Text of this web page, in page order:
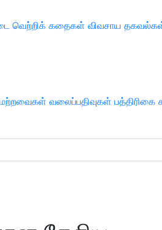
வெற்றிக் கதைகள் விவசாய
மற்றவைகள் வலைப்பதிவுகள் பத்திரிகை